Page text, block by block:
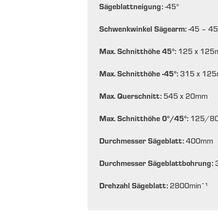
Sägeblattneigung: -45°
Schwenkwinkel Sägearm: -45 – 45
Max. Schnitthöhe 45°: 125 x 125
Max. Schnitthöhe -45°: 315 x 125
Max. Querschnitt: 545 x 20mm
Max. Schnitthöhe 0°/45°: 125/
Durchmesser Sägeblatt: 400mm
Durchmesser Sägeblattbohrung:
Drehzahl Sägeblatt: 2800min¯¹